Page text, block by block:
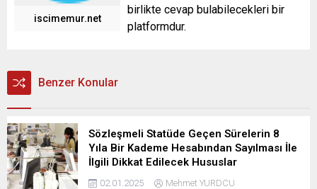
iscimemur.net
birlikte cevap bulabilecekleri bir
platformdur.
Benzer Konular
Sözleşmeli Statüde Geçen Sürelerin 8
Yıla Bir Kademe Hesabından Sayılması İle
İlgili Dikkat Edilecek Hususlar
02.01.2025 Mehmet YURDCU